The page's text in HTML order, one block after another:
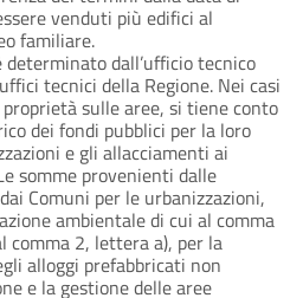
venduti più edifici al
familiare.
determinato dall’ufficio tecnico
tecnici della Regione. Nei casi
sulle aree, si tiene conto
dei fondi pubblici per la loro
e gli allacciamenti ai
somme provenienti dalle
Comuni per le urbanizzazioni,
ambientale di cui al comma
comma 2, lettera a), per la
alloggi prefabbricati non
e la gestione delle aree